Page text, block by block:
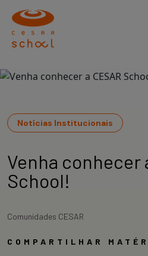
Notícias Institucionais
Venha conhecer
School!
Comunidades CESAR
COMPARTILHAR